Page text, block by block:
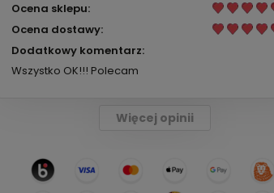
Ocena sklepu:
Ocena dostawy:
Dodatkowy komentarz:
Wszystko OK!!! Polecam
Więcej opinii